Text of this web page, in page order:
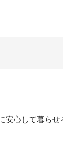
安心して暮ら